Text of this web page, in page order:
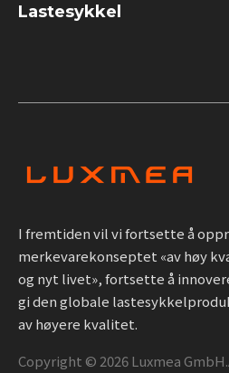
Lastesykkel
I fremtiden vil vi fortsette å
merkevarekonseptet «av høy
og nyt livet», fortsette å
gi den globale
av høyere kvalitet.
Copyright © 2026Luxmea